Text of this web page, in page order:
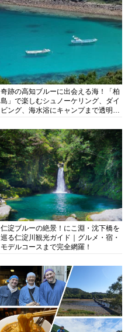
奇跡の高知ブルーに出会える海！「柏
島」で楽しむシュノーケリング、ダイ
ビング、海水浴にキャンプまで透明度
仁淀ブルーの絶景！にこ淵・沈下橋を
巡る仁淀川観光ガイド｜グルメ・宿・
モデルコースまで完全網羅！